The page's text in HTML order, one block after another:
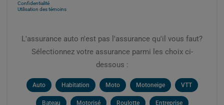
Confidentialité
Utilisation des témoins
L'assurance auto n'est pas l'assurance qu'il vous faut?
Sélectionnez votre assurance parmi les choix ci-
dessous :
Auto Habitation Moto Motoneige VTT
Bateau Motorisé Roulotte Entreprise